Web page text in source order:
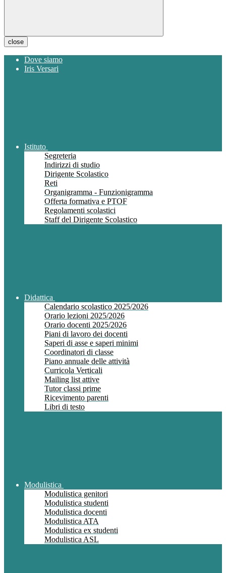
close
Dove siamo
Iris Versari
Istituto
Segreteria
Indirizzi di studio
Dirigente Scolastico
Reti
Organigramma - Funzionigramma
Offerta formativa e PTOF
Regolamenti scolastici
Staff del Dirigente Scolastico
Didattica
Calendario scolastico 2025/2026
Orario lezioni 2025/2026
Orario docenti 2025/2026
Piani di lavoro dei docenti
Saperi di asse e saperi minimi
Coordinatori di classe
Piano annuale delle attività
Curricola Verticali
Mailing list attive
Tutor classi prime
Ricevimento parenti
Libri di testo
Modulistica
Modulistica genitori
Modulistica studenti
Modulistica docenti
Modulistica ATA
Modulistica ex studenti
Modulistica ASL